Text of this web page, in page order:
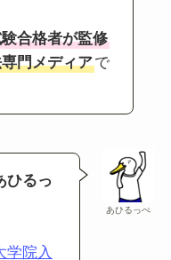
合格者が監修
門メディアで
あひるっぺ
ひるっ
学院入